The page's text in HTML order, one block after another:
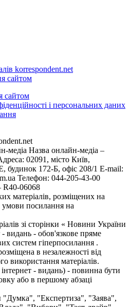
korrespondent.net
сайтом
сайтом
і персональних даних
медіа Назва онлайн-медіа –
02091, місто Київ,
172-Б, офіс 208/1 E-mail:
Телефон: 044-205-43-00
R40-06068
матеріалів, розміщених на
умови посилання на
зі сторінки « Новини України
- видань - обов'язкове пряме
систем гіперпосилання .
в незалежності від
використання матеріалів.
- видань) - повинна бути
або в першому абзаці
"Думка", "Експертиза", "Заява",